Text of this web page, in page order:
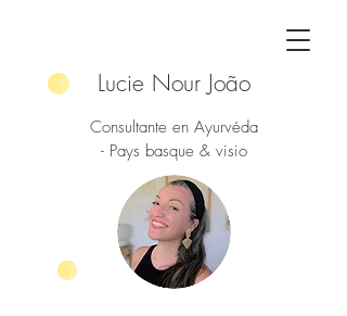
Lucie Nour João
Consultante en Ayurvéda
- Pays basque & visio